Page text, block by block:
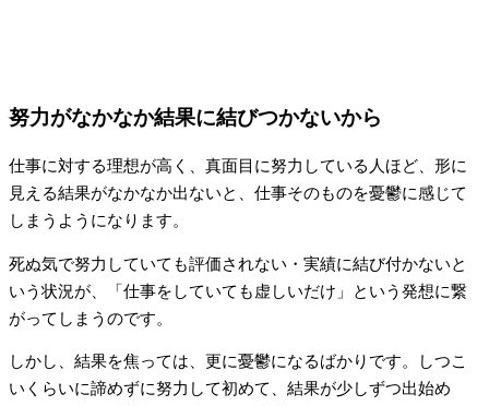
努力がなかなか結果に結びつかないから
仕事に対する理想が高く、真面目に努力している人ほど、形に
見える結果がなかなか出ないと、仕事そのものを憂鬱に感じて
しまうようになります。
死ぬ気で努力していても評価されない・実績に結び付かないと
いう状況が、「仕事をしていても虚しいだけ」という発想に繋
がってしまうのです。
しかし、結果を焦っては、更に憂鬱になるばかりです。しつこ
いくらいに諦めずに努力して初めて、結果が少しずつ出始め